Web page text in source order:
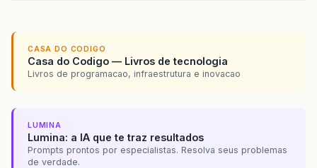
CASA DO CODIGO
Casa do Codigo — Livros de tecnologia
Livros de programacao, infraestrutura e inovacao
LUMINA
Lumina: a IA que te traz resultados
Prompts prontos por especialistas. Resolva seus problemas
de verdade.